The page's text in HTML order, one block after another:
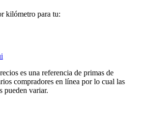
kilómetro para tu:
es una referencia de primas de
compradores en línea por lo cual las
pueden variar.